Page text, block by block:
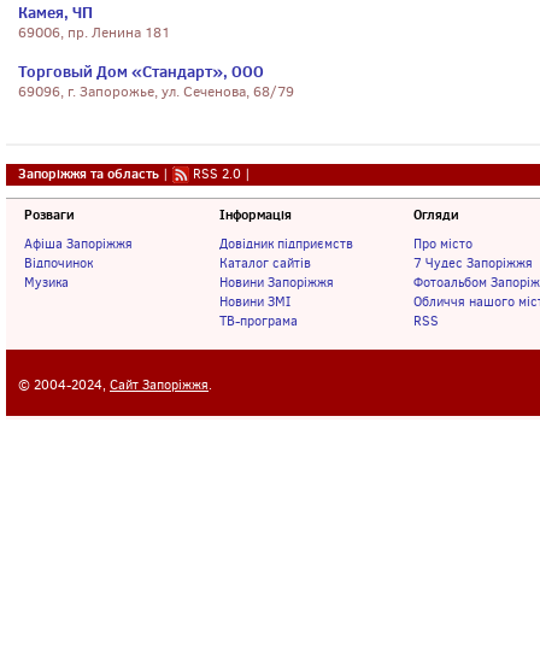
Камея, ЧП
69006, пр. Ленина 181
Торговый Дом «Стандарт», ООО
69096, г. Запорожье, ул. Сеченова, 68/79
Запоріжжя та область | RSS 2.0 |
Розваги
Афіша Запоріжжя
Відпочинок
Музика
Інформація
Довідник підприємств
Каталог сайтів
Новини Запоріжжя
Новини ЗМІ
ТВ-програма
Огляди
Про місто
7 Чудес Запоріжжя
Фотоальбом
Обличчя нашого
RSS
© 2004-2024, Сайт Запоріжжя.